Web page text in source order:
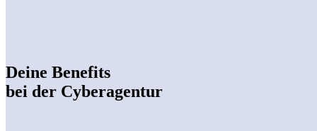
Deine Benefits
bei der Cyberagentur